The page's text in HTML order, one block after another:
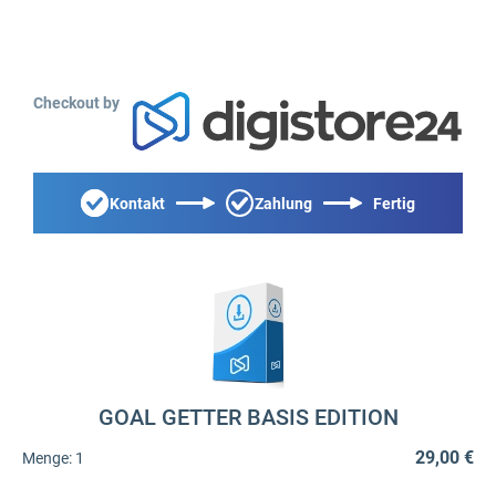
Checkout by
Kontakt Zahlung Fertig
GOAL GETTER BASIS EDITION
Menge: 1
29,00 €